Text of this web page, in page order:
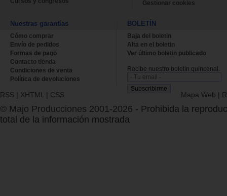
Gestionar cookies
Nuestras garantías
Cómo comprar
Envío de pedidos
Formas de pago
Contacto tienda
Condiciones de venta
Política de devoluciones
BOLETÍN
Baja del boletin
Alta en el boletin
Ver último boletin publicado
Recibe nuestro boletín quincenal.
RSS | XHTML | CSS Mapa Web |
© Majo Producciones 2001-2026 - Prohibida la
total de la información mostrada